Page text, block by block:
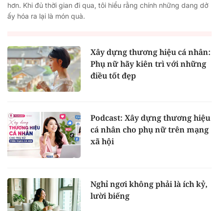
hơn. Khi đủ thời gian đi qua, tôi hiểu rằng chính những dang dở
ấy hóa ra lại là món quà.
Xây dựng thương hiệu cá nhân:
Phụ nữ hãy kiên trì với những
điều tốt đẹp
Podcast: Xây dựng thương hiệu
cá nhân cho phụ nữ trên mạng
xã hội
Nghỉ ngơi không phải là ích kỷ,
lười biếng